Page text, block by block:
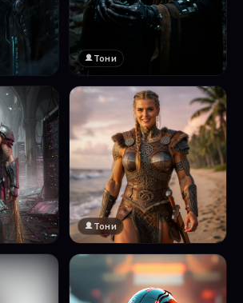
Тони
Тони